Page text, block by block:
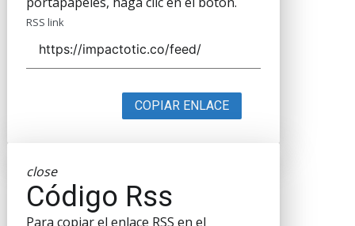
RSS link
COPIAR ENLACE
close
Código Rss
Para copiar el enlace RSS en el